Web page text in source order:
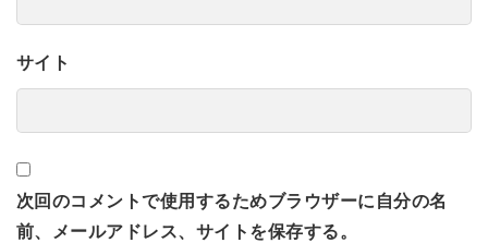
サイト
次回のコメントで使用するためブラウザーに自分の名
前、メールアドレス、サイトを保存する。